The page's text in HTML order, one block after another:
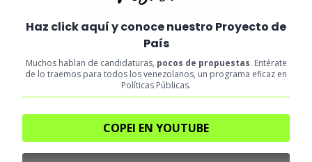
Haz click aquí y conoce nuestro Proyecto de
País
Muchos hablan de candidaturas, pocos de propuestas. Entérate
de lo traemos para todos los venezolanos, un programa eficaz en
Políticas Públicas.
COPEI EN YOUTUBE